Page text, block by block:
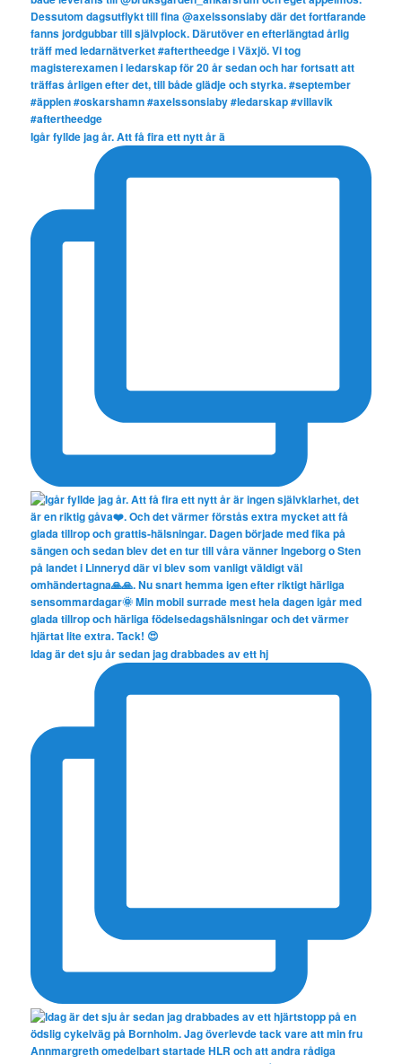
Igår fyllde jag år. Att få fira ett nytt år ä
Idag är det sju år sedan jag drabbades av ett hj